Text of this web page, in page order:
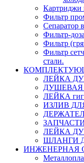
Картриджи
Фильтр
Сепаратор
Фильтр-
Фильтр
Фильтр
стали.
ЛЕЙКА
ДУШЕВАЯ
ЛЕЙКА
ИЗЛИВ
ЛЕЙКА
ШЛАНГИ
ИНЖЕНЕРНАЯ